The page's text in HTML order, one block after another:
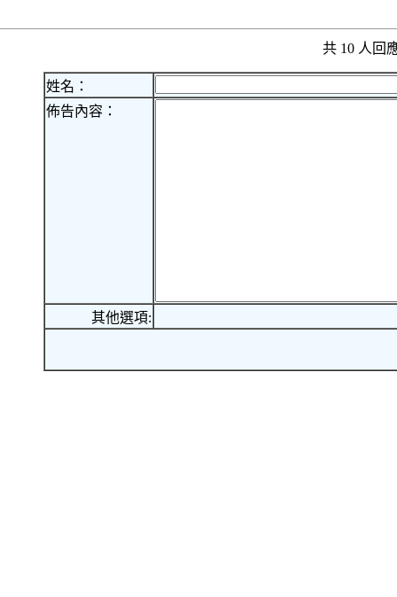
共 10 人
姓名：
佈告內容：
其他選項: